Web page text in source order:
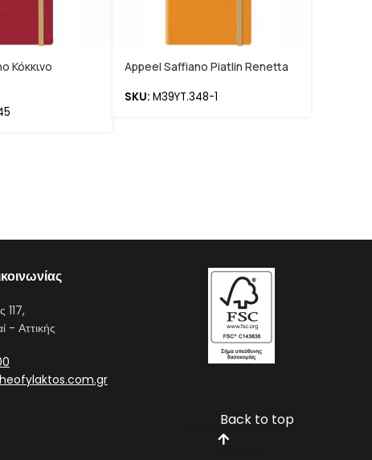
Κόκκινο
Appeel Saffiano Piatlin Renetta
SKU: M39YT.348-1
117,
- Αττικής
Back to top